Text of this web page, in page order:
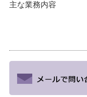
主な業務内容